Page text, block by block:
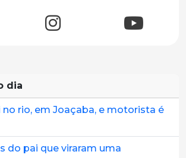
dia
no rio, em Joaçaba, e motorista é
do pai que viraram uma